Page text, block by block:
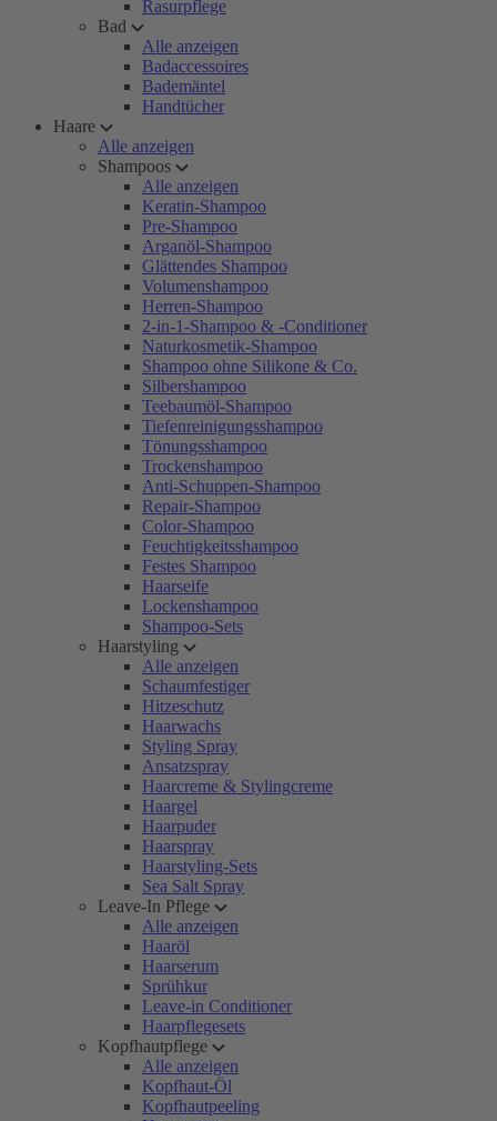
Rasurpflege
Bad
Alle anzeigen
Badaccessoires
Bademäntel
Handtücher
Haare
Alle anzeigen
Shampoos
Alle anzeigen
Keratin-Shampoo
Pre-Shampoo
Arganöl-Shampoo
Glättendes Shampoo
Volumenshampoo
Herren-Shampoo
2-in-1-Shampoo & -Conditioner
Naturkosmetik-Shampoo
Shampoo ohne Silikone & Co.
Silbershampoo
Teebaumöl-Shampoo
Tiefenreinigungsshampoo
Tönungsshampoo
Trockenshampoo
Anti-Schuppen-Shampoo
Repair-Shampoo
Color-Shampoo
Feuchtigkeitsshampoo
Festes Shampoo
Haarseife
Lockenshampoo
Shampoo-Sets
Haarstyling
Alle anzeigen
Schaumfestiger
Hitzeschutz
Haarwachs
Styling Spray
Ansatzspray
Haarcreme & Stylingcreme
Haargel
Haarpuder
Haarspray
Haarstyling-Sets
Sea Salt Spray
Leave-In Pflege
Alle anzeigen
Haaröl
Haarserum
Sprühkur
Leave-in Conditioner
Haarpflegesets
Kopfhautpflege
Alle anzeigen
Kopfhaut-Öl
Kopfhautpeeling